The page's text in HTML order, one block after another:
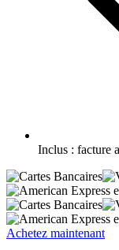
Inclus : facture
Achetez maintenant